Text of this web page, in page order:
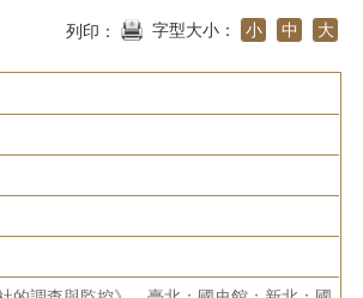
列印： 字型大小： 小 中 大